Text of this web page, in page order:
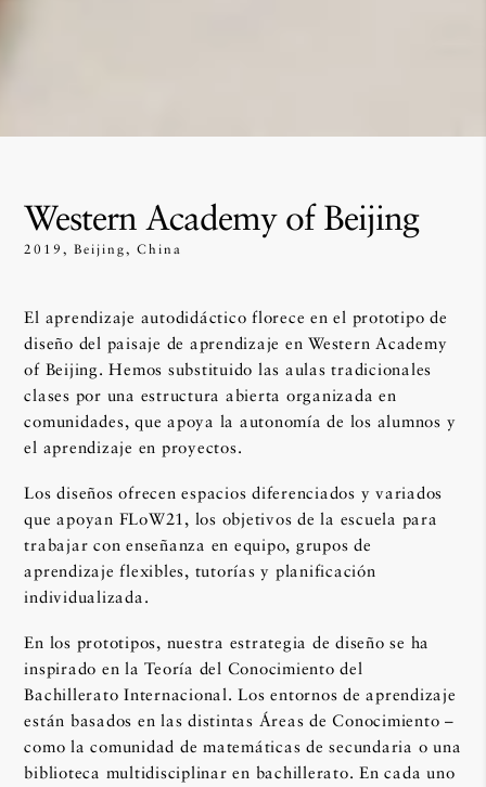
Western Academy of Beijing
2019, Beijing, China
El aprendizaje autodidáctico florece en el prototipo de
diseño del paisaje de aprendizaje en Western Academy
of Beijing. Hemos substituido las aulas tradicionales
clases por una estructura abierta organizada en
comunidades, que apoya la autonomía de los alumnos y
el aprendizaje en proyectos.
Los diseños ofrecen espacios diferenciados y variados
que apoyan FLoW21, los objetivos de la escuela para
trabajar con enseñanza en equipo, grupos de
aprendizaje flexibles, tutorías y planificación
individualizada.
En los prototipos, nuestra estrategia de diseño se ha
inspirado en la Teoría del Conocimiento del
Bachillerato Internacional. Los entornos de aprendizaje
están basados en las distintas Áreas de Conocimiento –
como la comunidad de matemáticas de secundaria o una
biblioteca multidisciplinar en bachillerato. En cada uno